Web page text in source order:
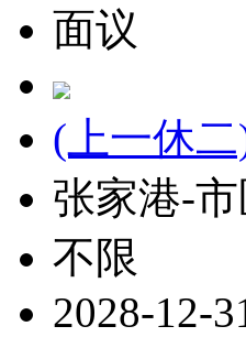
面议
(上一休
张家港-
不限
2028-12-